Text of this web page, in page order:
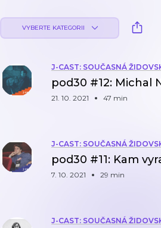
VYBERTE KATEGORII
J-CAST: SOUČASNÁ
pod30 #12: Michal
21. 10. 2021 47 min
J-CAST: SOUČASNÁ
pod30 #11: Kam
7. 10. 2021 29 min
J-CAST: SOUČASNÁ